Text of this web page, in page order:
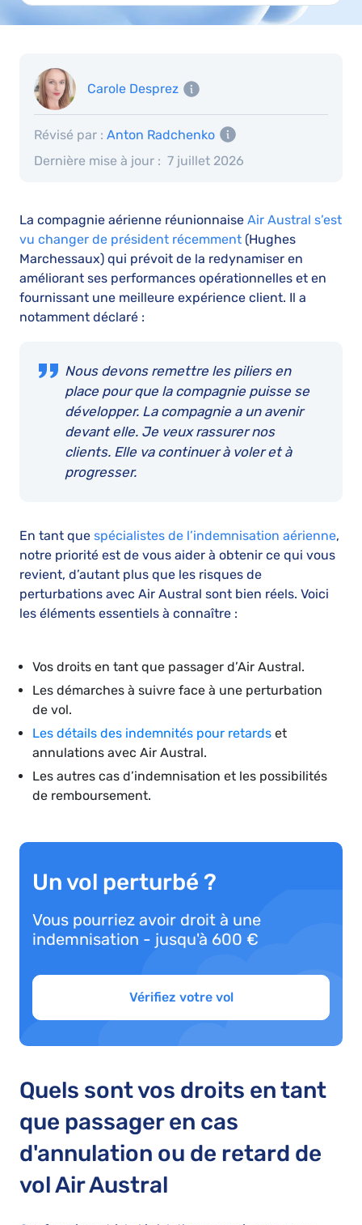
Carole Desprez
Dernière mise à jour : 7 juillet 2026
Révisé par : Anton Radchenko
La compagnie aérienne réunionnaise Air Austral s’est
vu changer de président récemment (Hughes
Marchessaux) qui prévoit de la redynamiser en
améliorant ses performances opérationnelles et en
fournissant une meilleure expérience client. Il a
notamment déclaré :
Nous devons remettre les piliers en
place pour que la compagnie puisse se
développer. La compagnie a un avenir
devant elle. Je veux rassurer nos
clients. Elle va continuer à voler et à
progresser.
En tant que spécialistes de l’indemnisation aérienne,
notre priorité est de vous aider à obtenir ce qui vous
revient, d’autant plus que les risques de
perturbations avec Air Austral sont bien réels. Voici
les éléments essentiels à connaître :
Vos droits en tant que passager d’Air Austral.
Les démarches à suivre face à une perturbation
de vol.
Les détails des indemnités pour retards et
annulations avec Air Austral.
Les autres cas d’indemnisation et les possibilités
de remboursement.
Un vol perturbé ?
Vous pourriez avoir droit à une
indemnisation - jusqu'à 600 €
Vérifiez votre vol
Quels sont vos droits en tant
que passager en cas
d'annulation ou de retard de
vol Air Austral